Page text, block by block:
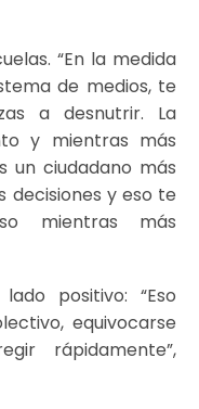
“En la medida
de medios, te
a desnutrir. La
y mientras más
un ciudadano más
decisiones y eso te
mientras más
positivo: “Eso
equivocarse
rápidamente”,